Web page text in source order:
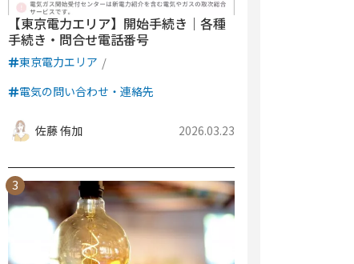
【東京電力エリア】開始手続き｜各種
手続き・問合せ電話番号
東京電力エリア
電気の問い合わせ・連絡先
佐藤 侑加 2026.03.23